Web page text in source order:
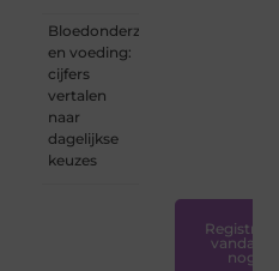
Bloedonderzoek
en voeding:
cijfers
vertalen
naar
dagelijkse
keuzes
Registreer
vandaag
nog